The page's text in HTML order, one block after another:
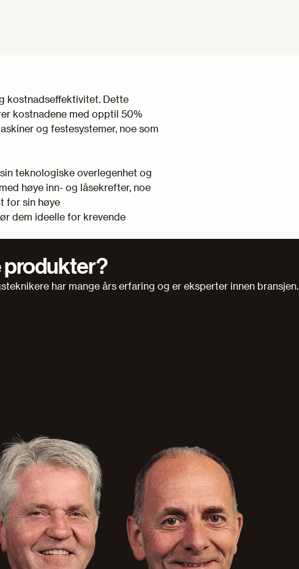
kostnadseffektivitet. Dette
kostnadene med opptil 50%
og festesystemer, noe som
teknologiske overlegenhet og
høye inn- og låsekrefter, noe
for sin høye
dem ideelle for krevende
produkter?
har mange års erfaring og er eksperter innen bransjen.